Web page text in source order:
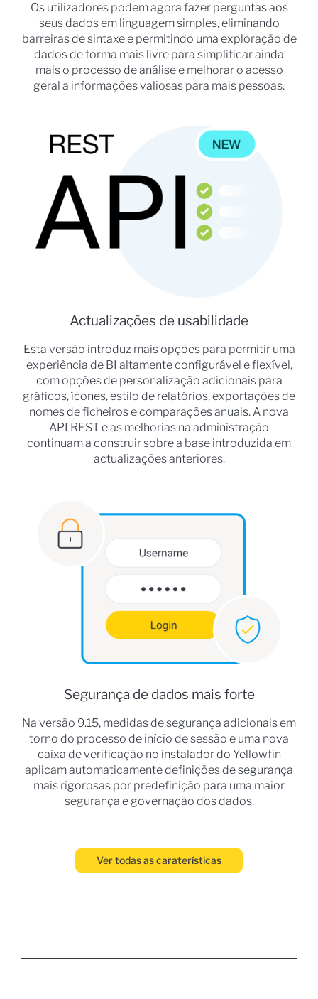
Os utilizadores podem agora fazer perguntas aos
seus dados em linguagem simples, eliminando
barreiras de sintaxe e permitindo uma exploração de
dados de forma mais livre para simplificar ainda
mais o processo de análise e melhorar o acesso
geral a informações valiosas para mais pessoas.
Actualizações de usabilidade
Esta versão introduz mais opções para permitir uma
experiência de BI altamente configurável e flexível,
com opções de personalização adicionais para
gráficos, ícones, estilo de relatórios, exportações de
nomes de ficheiros e comparações anuais. A nova
API REST e as melhorias na administração
continuam a construir sobre a base introduzida em
actualizações anteriores.
Segurança de dados mais forte
Na versão 9.15, medidas de segurança adicionais em
torno do processo de início de sessão e uma nova
caixa de verificação no instalador do Yellowfin
aplicam automaticamente definições de segurança
mais rigorosas por predefinição para uma maior
segurança e governação dos dados.
Ver todas as caraterísticas